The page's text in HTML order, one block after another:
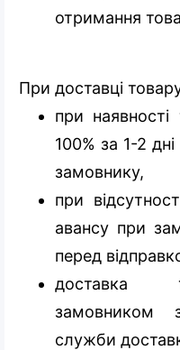
отримання
При доставці
при
100% за 1-2
замовнику,
при
авансу при
перед
доставка
замовником
служби